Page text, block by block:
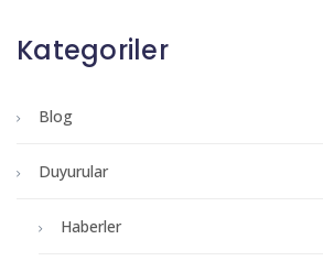
Kategoriler
Blog
Duyurular
Haberler